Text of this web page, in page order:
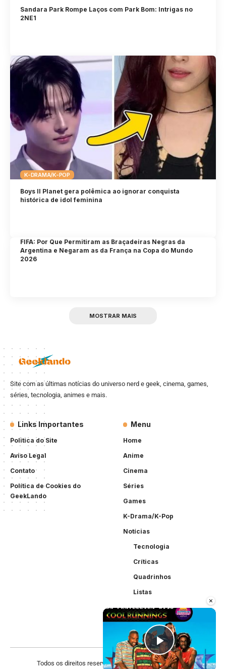
×
Play
Sandara Park Rompe Laços com Park Bom: Intrigas no
2NE1
K-DRAMA/K-POP
Boys II Planet gera polêmica ao ignorar conquista
histórica de idol feminina
FIFA: Por Que Permitiram as Braçadeiras Negras da
Argentina e Negaram as da França na Copa do Mundo
2026
MOSTRAR MAIS
Site com as últimas notícias do universo nerd e geek, cinema, games,
séries, tecnologia, animes e mais.
Links Importantes
Politica do Site
Aviso Legal
Contato
Política de Cookies do
GeekLando
Menu
Home
Anime
Cinema
Séries
Games
K-Drama/K-Pop
Notícias
Tecnologia
Críticas
Quadrinhos
Listas
Todos os direitos reservados. Criado porAcewebsites